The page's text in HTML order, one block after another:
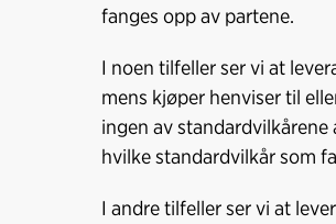
fanges opp av partene.
I noen tilfeller ser vi at
mens kjøper henviser til
ingen av
hvilke standardvilkår som
I andre tilfeller ser vi at